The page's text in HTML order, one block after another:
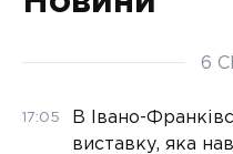
6
17:05
В Івано-
виставку, яка